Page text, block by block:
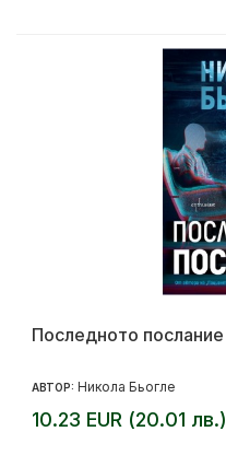
Последното послание
АВТОР: Никола Бьогле
10.23 EUR (20.01 лв.)